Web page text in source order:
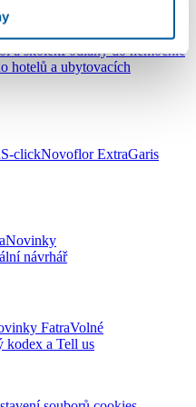
a školekPodlahy do nemocnic
hotelů a ubytovacích
clickNovoflor ExtraGaris
Novinky
návrhář
FatraVolné
kodex a Tell us